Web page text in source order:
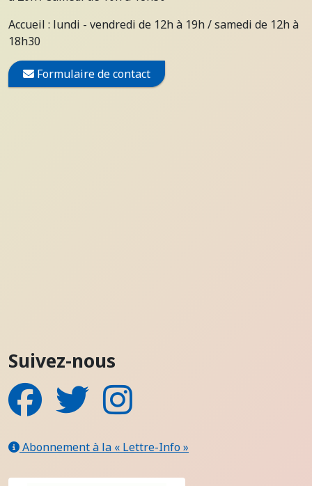
Accueil : lundi - vendredi de 12h à 19h / samedi de 12h à
18h30
Formulaire de contact
Suivez-nous
FacebookTwitter Instagram
Abonnement à la « Lettre-Info »